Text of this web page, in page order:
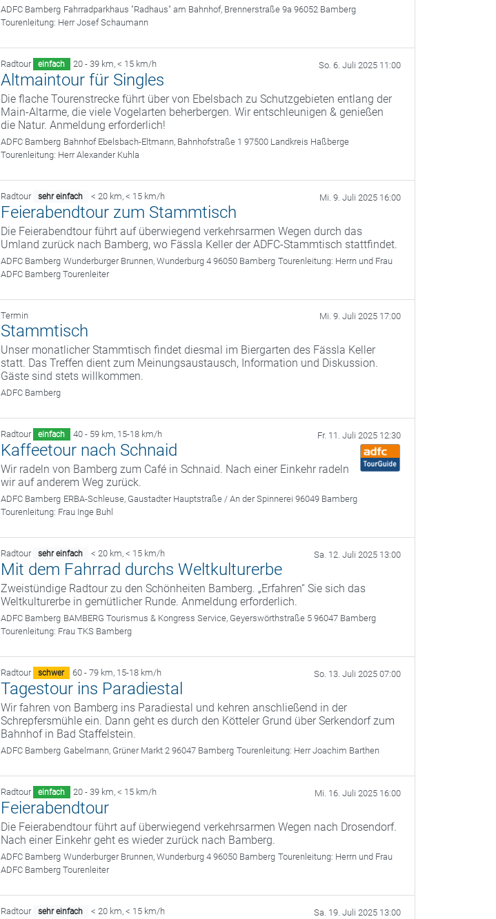
ADFC Bamberg Fahrradparkhaus "Radhaus" am Bahnhof, Brennerstraße 9a 96052 Bamberg
Tourenleitung: Herr Josef Schaumann
Radtour einfach 20 - 39 km, < 15 km/h So. 6. Juli 2025 11:00
Altmaintour für Singles
Die flache Tourenstrecke führt über von Ebelsbach zu Schutzgebieten entlang der
Main-Altarme, die viele Vogelarten beherbergen. Wir entschleunigen & genießen
die Natur. Anmeldung erforderlich!
ADFC Bamberg Bahnhof Ebelsbach-Eltmann, Bahnhofstraße 1 97500 Landkreis Haßberge
Tourenleitung: Herr Alexander Kuhla
Radtour sehr einfach < 20 km, < 15 km/h Mi. 9. Juli 2025 16:00
Feierabendtour zum Stammtisch
Die Feierabendtour führt auf überwiegend verkehrsarmen Wegen durch das
Umland zurück nach Bamberg, wo Fässla Keller der ADFC-Stammtisch stattfindet.
ADFC Bamberg Wunderburger Brunnen, Wunderburg 4 96050 Bamberg Tourenleitung: Herrn und Frau
ADFC Bamberg Tourenleiter
Termin Mi. 9. Juli 2025 17:00
Stammtisch
Unser monatlicher Stammtisch findet diesmal im Biergarten des Fässla Keller
statt. Das Treffen dient zum Meinungsaustausch, Information und Diskussion.
Gäste sind stets willkommen.
ADFC Bamberg
Radtour einfach 40 - 59 km, 15-18 km/h Fr. 11. Juli 2025 12:30
Kaffeetour nach Schnaid
Wir radeln von Bamberg zum Café in Schnaid. Nach einer Einkehr radeln
wir auf anderem Weg zurück.
ADFC Bamberg ERBA-Schleuse, Gaustadter Hauptstraße / An der Spinnerei 96049 Bamberg
Tourenleitung: Frau Inge Buhl
Radtour sehr einfach < 20 km, < 15 km/h Sa. 12. Juli 2025 13:00
Mit dem Fahrrad durchs Weltkulturerbe
Zweistündige Radtour zu den Schönheiten Bamberg. „Erfahren“ Sie sich das
Weltkulturerbe in gemütlicher Runde. Anmeldung erforderlich.
ADFC Bamberg BAMBERG Tourismus & Kongress Service, Geyerswörthstraße 5 96047 Bamberg
Tourenleitung: Frau TKS Bamberg
Radtour schwer 60 - 79 km, 15-18 km/h So. 13. Juli 2025 07:00
Tagestour ins Paradiestal
Wir fahren von Bamberg ins Paradiestal und kehren anschließend in der
Schrepfersmühle ein. Dann geht es durch den Kötteler Grund über Serkendorf zum
Bahnhof in Bad Staffelstein.
ADFC Bamberg Gabelmann, Grüner Markt 2 96047 Bamberg Tourenleitung: Herr Joachim Barthen
Radtour einfach 20 - 39 km, < 15 km/h Mi. 16. Juli 2025 16:00
Feierabendtour
Die Feierabendtour führt auf überwiegend verkehrsarmen Wegen nach Drosendorf.
Nach einer Einkehr geht es wieder zurück nach Bamberg.
ADFC Bamberg Wunderburger Brunnen, Wunderburg 4 96050 Bamberg Tourenleitung: Herrn und Frau
ADFC Bamberg Tourenleiter
Radtour sehr einfach < 20 km, < 15 km/h Sa. 19. Juli 2025 13:00